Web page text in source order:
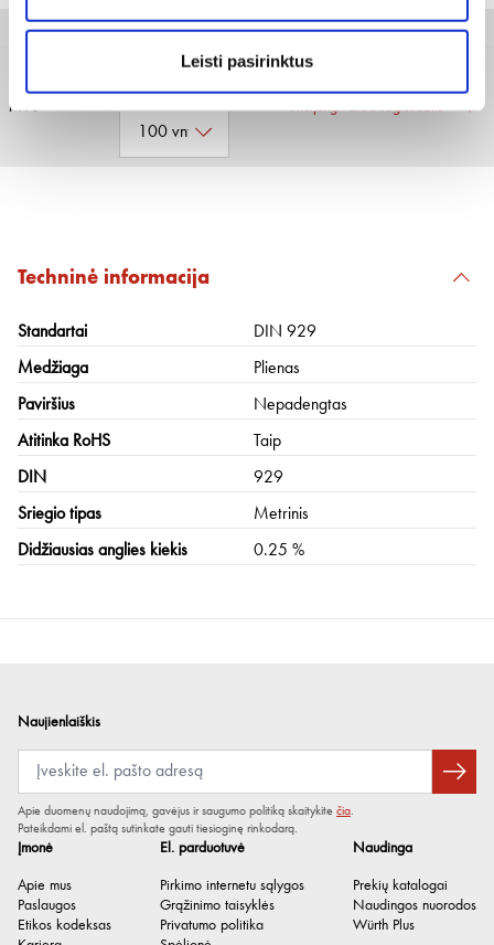
Leisti pasirinktus
0399 16
M16 Prisijungti arba registruotis
Techninė informacija
Standartai DIN 929
Medžiaga Plienas
Paviršius Nepadengtas
Atitinka RoHS Taip
DIN 929
Sriegio tipas Metrinis
Didžiausias anglies kiekis 0.25 %
Įmonė
Apie mus
Paslaugos
Etikos kodeksas
El. parduotuvė
Pirkimo internetu sąlygos
Grąžinimo taisyklės
Privatumo politika
Naudinga
Prekių katalogai
Naudingos nuorodos
Würth Plus
Naujienlaiškis
Apie duomenų naudojimą, gavėjus ir saugumo politiką skaitykite čia.
Pateikdami el. paštą sutinkate gauti tiesioginę rinkodarą.